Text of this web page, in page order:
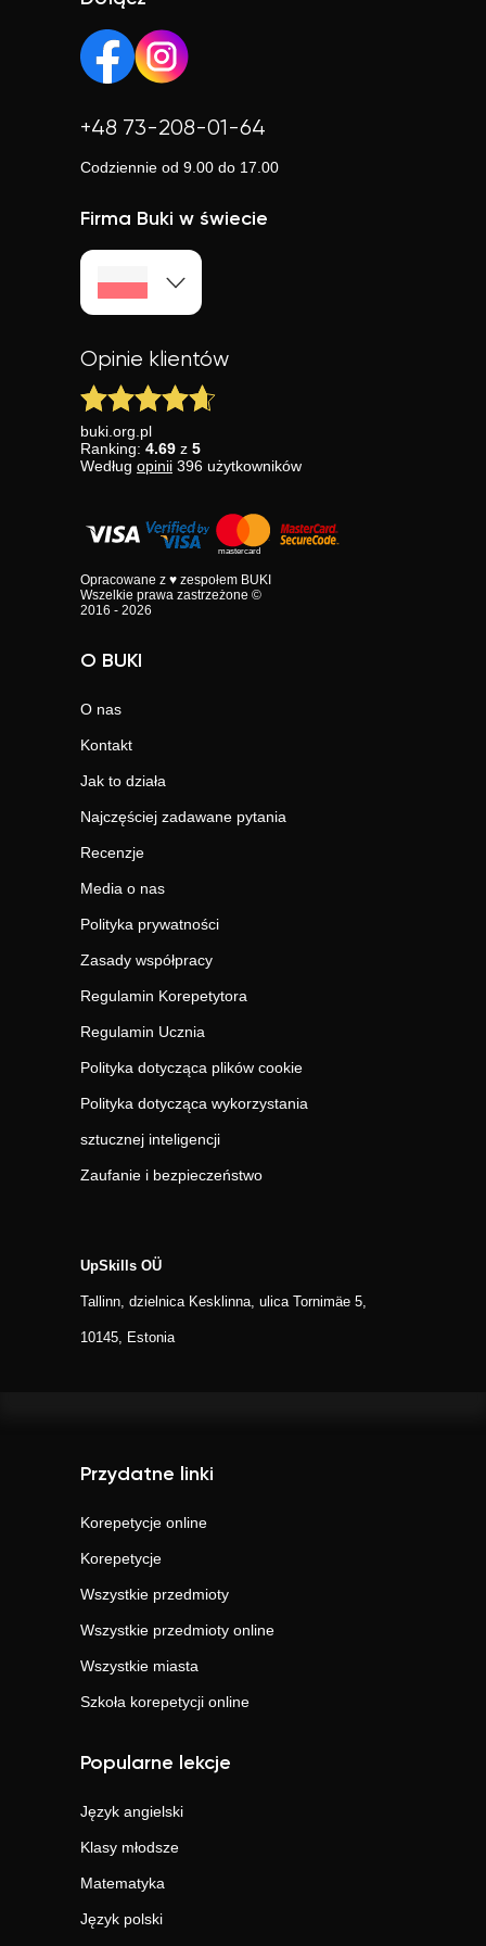
profilami i realnym wsparciem. Wybierana przez tych,
którzy chcą efektów.
+48 73-208-01-64
Codziennie od 9.00 do 17.00
Firma Buki w świecie
Opinie klientów
buki.org.pl
Ranking: 4.69 z 5
Według opinii 396 użytkowników
Opracowane z ♥ zespołem BUKI
Wszelkie prawa zastrzeżone ©
2016 - 2026
O BUKI
O nas
Kontakt
Jak to działa
Najczęściej zadawane pytania
Recenzje
Media o nas
Polityka prywatności
Zasady współpracy
Regulamin Korepetytora
Regulamin Ucznia
Polityka dotycząca plików cookie
Polityka dotycząca wykorzystania
sztucznej inteligencji
Zaufanie i bezpieczeństwo
UpSkills OÜ
Tallinn, dzielnica Kesklinna, ulica Tornimäe 5,
10145, Estonia
Przydatne linki
Korepetycje online
Korepetycje
Wszystkie przedmioty
Wszystkie przedmioty online
Wszystkie miasta
Szkoła korepetycji online
Popularne lekcje
Język angielski
Klasy młodsze
Matematyka
Język polski